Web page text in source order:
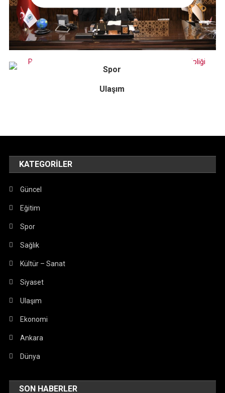
Spor
Ulaşım
KATEGORILER
Güncel
Eğitim
Spor
Sağlık
Kültür – Sanat
Siyaset
Ulaşım
Ekonomi
Ankara
Dünya
SON HABERLER